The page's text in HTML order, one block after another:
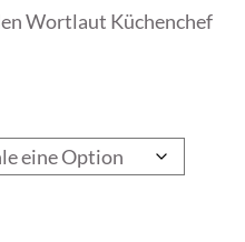
Wortlaut Küchenchef